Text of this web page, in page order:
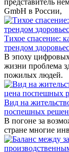
GmbH в России,
Тихое спасение:
трендом
В эпоху
жизни проблема
пожилых людей.
Вид на
поспешных
В погоне за
стране многие